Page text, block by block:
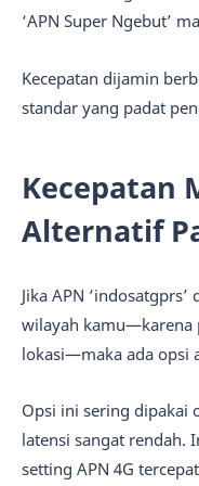
‘APN Super Ngebut’
Kecepatan dijamin
standar yang padat
Kecepatan
Alternatif
Jika APN
wilayah kamu—karena
lokasi—maka ada opsi
Opsi ini sering dipakai
latensi sangat rendah.
setting APN 4G